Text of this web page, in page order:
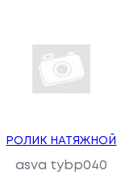
РОЛИК НАТЯЖНОЙ
asva tybp040